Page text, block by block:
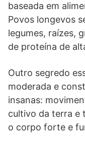
baseada em
Povos longevos
legumes, raízes,
de proteína de
Outro segredo
moderada e
insanas:
cultivo da terra e
o corpo forte e